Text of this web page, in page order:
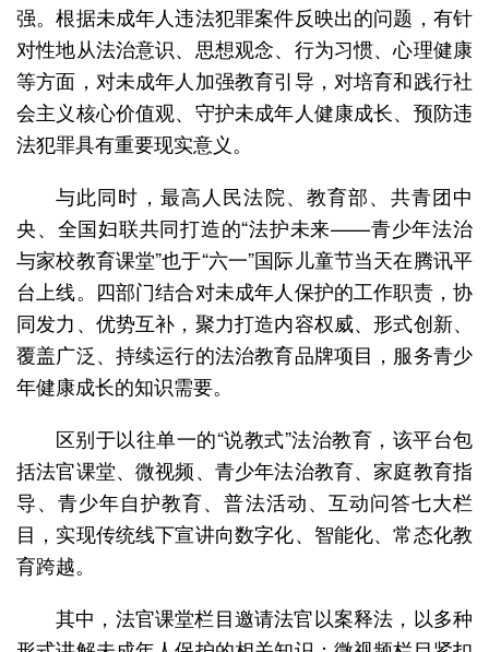
强。根据未成年人违法犯罪案件反映出的问题，有针
对性地从法治意识、思想观念、行为习惯、心理健康
等方面，对未成年人加强教育引导，对培育和践行社
会主义核心价值观、守护未成年人健康成长、预防违
法犯罪具有重要现实意义。
与此同时，最高人民法院、教育部、共青团中
央、全国妇联共同打造的“法护未来——青少年法治
与家校教育课堂”也于“六一”国际儿童节当天在腾讯平
台上线。四部门结合对未成年人保护的工作职责，协
同发力、优势互补，聚力打造内容权威、形式创新、
覆盖广泛、持续运行的法治教育品牌项目，服务青少
年健康成长的知识需要。
区别于以往单一的“说教式”法治教育，该平台包
括法官课堂、微视频、青少年法治教育、家庭教育指
导、青少年自护教育、普法活动、互动问答七大栏
目，实现传统线下宣讲向数字化、智能化、常态化教
育跨越。
其中，法官课堂栏目邀请法官以案释法，以多种